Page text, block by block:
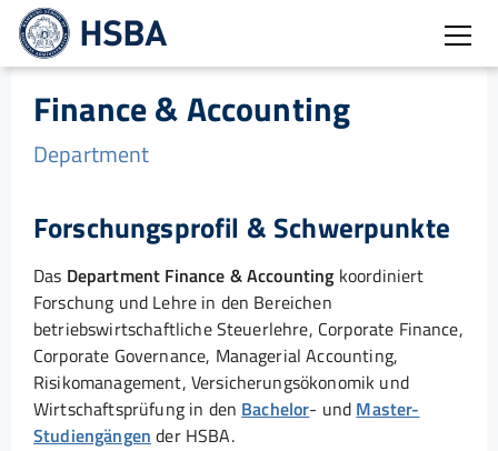
Finance & Accounting
Department
Forschungsprofil & Schwerpunkte
Das Department Finance & Accounting koordiniert
Forschung und Lehre in den Bereichen
betriebswirtschaftliche Steuerlehre, Corporate Finance,
Corporate Governance, Managerial Accounting,
Risikomanagement, Versicherungsökonomik und
Wirtschaftsprüfung in den Bachelor- und Master-
Studiengängen der HSBA.